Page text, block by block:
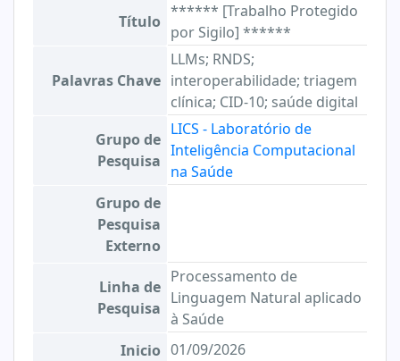
Título
****** [Trabalho Protegido
por Sigilo] ******
Palavras Chave
LLMs; RNDS;
interoperabilidade; triagem
clínica; CID-10; saúde digital
Grupo de
Pesquisa
LICS - Laboratório de
Inteligência Computacional
na Saúde
Grupo de
Pesquisa
Externo
Linha de
Pesquisa
Processamento de
Linguagem Natural aplicado
à Saúde
Inicio 01/09/2026